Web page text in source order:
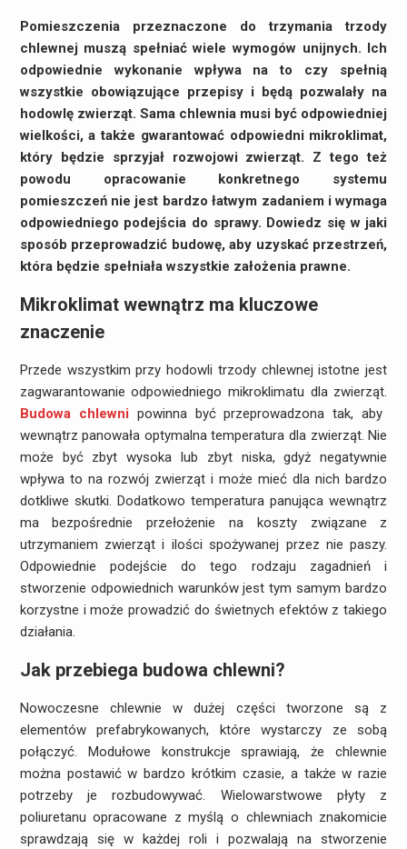
Pomieszczenia przeznaczone do trzymania trzody
chlewnej muszą spełniać wiele wymogów unijnych. Ich
odpowiednie wykonanie wpływa na to czy spełnią
wszystkie obowiązujące przepisy i będą pozwalały na
hodowlę zwierząt. Sama chlewnia musi być odpowiedniej
wielkości, a także gwarantować odpowiedni mikroklimat,
który będzie sprzyjał rozwojowi zwierząt. Z tego też
powodu opracowanie konkretnego systemu
pomieszczeń nie jest bardzo łatwym zadaniem i wymaga
odpowiedniego podejścia do sprawy. Dowiedz się w jaki
sposób przeprowadzić budowę, aby uzyskać przestrzeń,
która będzie spełniała wszystkie założenia prawne.
Mikroklimat wewnątrz ma kluczowe
znaczenie
Przede wszystkim przy hodowli trzody chlewnej istotne jest
zagwarantowanie odpowiedniego mikroklimatu dla zwierząt.
Budowa chlewni powinna być przeprowadzona tak, aby
wewnątrz panowała optymalna temperatura dla zwierząt. Nie
może być zbyt wysoka lub zbyt niska, gdyż negatywnie
wpływa to na rozwój zwierząt i może mieć dla nich bardzo
dotkliwe skutki. Dodatkowo temperatura panująca wewnątrz
ma bezpośrednie przełożenie na koszty związane z
utrzymaniem zwierząt i ilości spożywanej przez nie paszy.
Odpowiednie podejście do tego rodzaju zagadnień i
stworzenie odpowiednich warunków jest tym samym bardzo
korzystne i może prowadzić do świetnych efektów z takiego
działania.
Jak przebiega budowa chlewni?
Nowoczesne chlewnie w dużej części tworzone są z
elementów prefabrykowanych, które wystarczy ze sobą
połączyć. Modułowe konstrukcje sprawiają, że chlewnie
można postawić w bardzo krótkim czasie, a także w razie
potrzeby je rozbudowywać. Wielowarstwowe płyty z
poliuretanu opracowane z myślą o chlewniach znakomicie
sprawdzają się w każdej roli i pozwalają na stworzenie